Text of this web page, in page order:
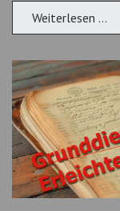
Weiterlesen …